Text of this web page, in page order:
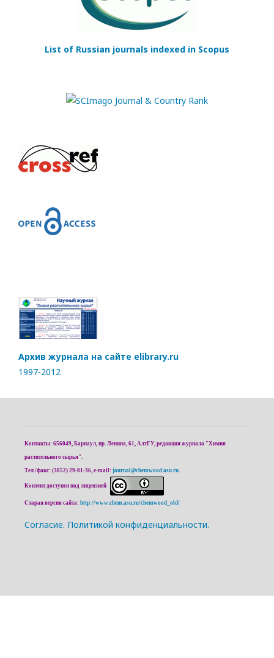
List of Russian journals indexed in Scopus
Архив журнала на сайте elibrary.ru
1997-2012
Контакты: 656049, Барнаул, пр. Ленина, 61, АлтГУ, редакция журнала "Химия
растительного сырья".
Тел./факс: (3852) 29-81-36, e-mail: journal@chemwood.asu.ru.
Контент доступен под лицензией
Старая версия сайта: http://www.chem.asu.ru/chemwood_old/
Cогласие. Политикой конфиденциальности.